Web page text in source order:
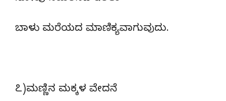
ಬಾಳು ಮರೆಯದ ಮಾಣಿಕ್ಯವಾಗುವುದು.
೭)ಮಣ್ಣಿನ ಮಕ್ಕಳ ವೇದನೆ